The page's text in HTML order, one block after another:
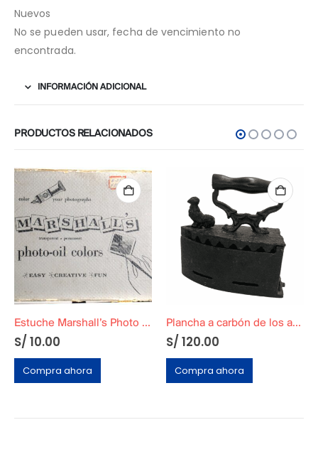
Nuevos
No se pueden usar, fecha de vencimiento no
encontrada.
INFORMACIÓN ADICIONAL
PRODUCTOS RELACIONADOS
Estuche Marshall’s Photo Oil
S/ 10.00
Compra ahora
Plancha a carbón de los años 50 Color Negro
S/ 120.00
Compra ahora